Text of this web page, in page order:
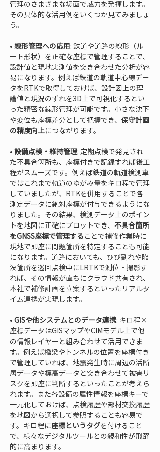
管理のさまざまな場面で威力を発揮します。
その具体的な活用例をいくつか見てみましょ
う。
• 線形管理への応用: 鉄道や道路の線形（ル
ート形状）を正確な座標で管理することで、
設計値と現地実測値を突き合わせた分析が容
易になります。例えば鉄道の軌道中心線デー
タをRTKで取得しておけば、設計図上の理
論値と現況のずれを3D上で可視化するとい
った精密な線形管理が可能です。小さな沈下
や変位も座標差分として把握でき、 保守計画
の精度向上
• 設備点検・維持管理: 定期点検で発見され
た不具合箇所も、座標付きで記録すれば後工
程がスムーズです。例えば鉄道の軌道検測車
ではこれまで軌道のゆがみ量をキロ程で管理
していましたが、RTKを併用することで各
測定データに絶対座標が付与できるようにな
りました。その結果、検測データ上のポイン
トを地図に正確にプロットでき、 不具合箇所
をGNSS座標で管理することで補修作業時に
現地で即座に問題箇所を特定することも可能
になります。道路においても、ひび割れや陥
没箇所を巡回点検中にLRTKで測位・撮影す
れば、その情報が直ちにクラウド共有され、
本社で補修計画を立案するといったリアルタ
• GISや他システムとのデータ連携: キロ程×
座標データはGISマップやCIMモデル上で他
の情報レイヤーと組み合わせて活用できま
す。例えば橋梁やトンネルの位置を座標付き
で管理していれば、地震発生時に周辺の活断
層データや標高データと突き合わせて被害リ
スクを即座に判断するといったことが考えら
れます。また各設備の属性情報を座標キーで
一元化しておけば、点検履歴や部材交換履歴
を地図から選択して参照することも容易で
す。キロ程に座標というタグを付けること
で、様々なデジタルツールとの親和性が飛躍
的に高まります。